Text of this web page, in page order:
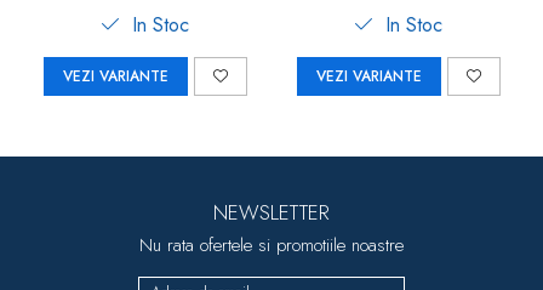
In Stoc
VEZI VARIANTE
In Stoc
VEZI VARIANTE
NEWSLETTER
Nu rata ofertele si promotiile noastre